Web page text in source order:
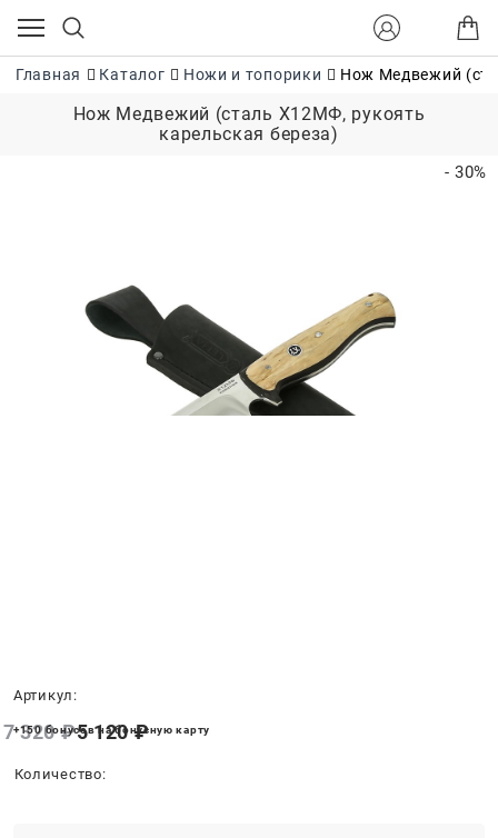
Главная Каталог Ножи и топорики Нож Медвежий
Нож Медвежий (сталь Х12МФ, рукоять
карельская береза)
- 30%
Артикул:
7 320 ₽5 120 ₽
+150 бонусов на бонусную карту
Количество: